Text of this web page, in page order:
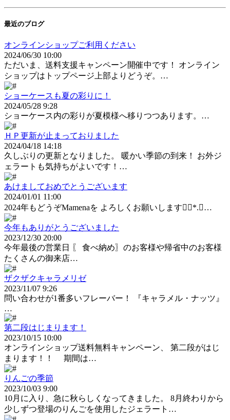
最近のブログ
オンラインショップご利用ください
2024/06/30 10:00
ただいま、送料支援キャンペーン開催中です！ オンライン
ショップはトップページ上部よりどうぞ。…
ショーケースも夏の彩りに！
2024/05/28 9:28
ショーケース内の彩りが夏模様へ移りつつあります。…
ＨＰ更新が止まっておりました
2024/04/18 14:18
久しぶりの更新となりました。 暖かい季節の到来！ お外ジ
ェラートも気持ちがよいです！…
あけましておめでとうございます
2024/01/01 11:00
2024年もどうぞMamenaを よろしくお願いします❁⃘*.ﾟ…
今年もありがとうございました
2023/12/30 20:00
今年最後の営業日 〖 食べ納め〗のお客様や帰省中のお客様
たくさんの御来店…
ザクザクキャラメリゼ
2023/11/07 9:26
問い合わせが1番多いフレーバー！ 『キャラメル・ナッツ』
…
第二段はじまります！
2023/10/15 10:00
オンラインショップ送料無料キャンペーン、 第二段がはじ
まります！！ 期間は…
りんごの季節
2023/10/03 9:00
10月に入り、急に秋らしくなってきました。 8月終わりから
少しずつ登場のりんごを使用したジェラート…